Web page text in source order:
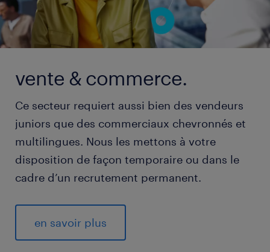
vente & commerce.
Ce secteur requiert aussi bien des vendeurs
juniors que des commerciaux chevronnés et
multilingues. Nous les mettons à votre
disposition de façon temporaire ou dans le
cadre d’un recrutement permanent.
en savoir plus